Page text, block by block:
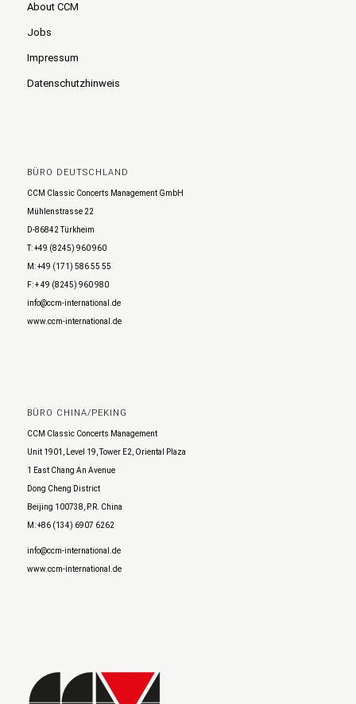
About CCM
Jobs
Impressum
Datenschutzhinweis
BÜRO DEUTSCHLAND
CCM Classic Concerts Management GmbH
Mühlenstrasse 22
D-86842 Türkheim
T: +49 (8245) 960 960
M: +49 (171) 586 55 55
F: + 49 (8245) 960 980
info@ccm-international.de
www.ccm-international.de
BÜRO CHINA/PEKING
CCM Classic Concerts Management
Unit 1901, Level 19, Tower E2, Oriental Plaza
1 East Chang An Avenue
Dong Cheng District
Beijing 100738, P.R. China
M: +86 (134) 6907 6262
info@ccm-international.de
www.ccm-international.de